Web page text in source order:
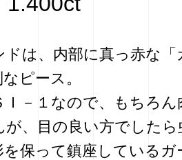
ドは、内部に真っ赤な
ピース。
Ｉ－１なので、もちろ
が、目の良い方でした
保って鎮座している